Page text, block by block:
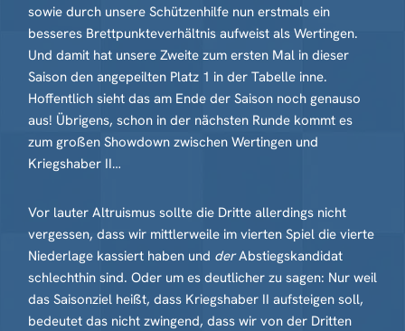
sowie durch unsere Schützenhilfe nun erstmals ein
besseres Brettpunkteverhältnis aufweist als Wertingen.
Und damit hat unsere Zweite zum ersten Mal in dieser
Saison den angepeilten Platz 1 in der Tabelle inne.
Hoffentlich sieht das am Ende der Saison noch genauso
aus! Übrigens, schon in der nächsten Runde kommt es
zum großen Showdown zwischen Wertingen und
Kriegshaber II…
Vor lauter Altruismus sollte die Dritte allerdings nicht
vergessen, dass wir mittlerweile im vierten Spiel die vierte
Niederlage kassiert haben und derAbstiegskandidat
schlechthin sind. Oder um es deutlicher zu sagen: Nur weil
das Saisonziel heißt, dass Kriegshaber II aufsteigen soll,
bedeutet das nicht zwingend, dass wir von der Dritten